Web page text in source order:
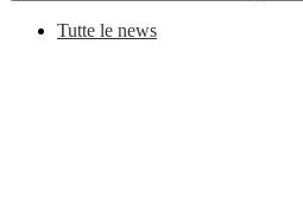
Tutte le news